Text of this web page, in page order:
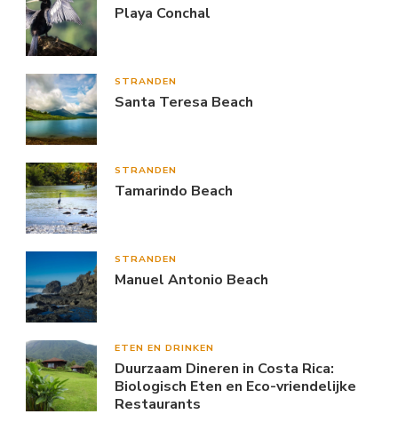
Playa Conchal
STRANDEN
Santa Teresa Beach
STRANDEN
Tamarindo Beach
STRANDEN
Manuel Antonio Beach
ETEN EN DRINKEN
Duurzaam Dineren in Costa Rica:
Biologisch Eten en Eco-vriendelijke
Restaurants